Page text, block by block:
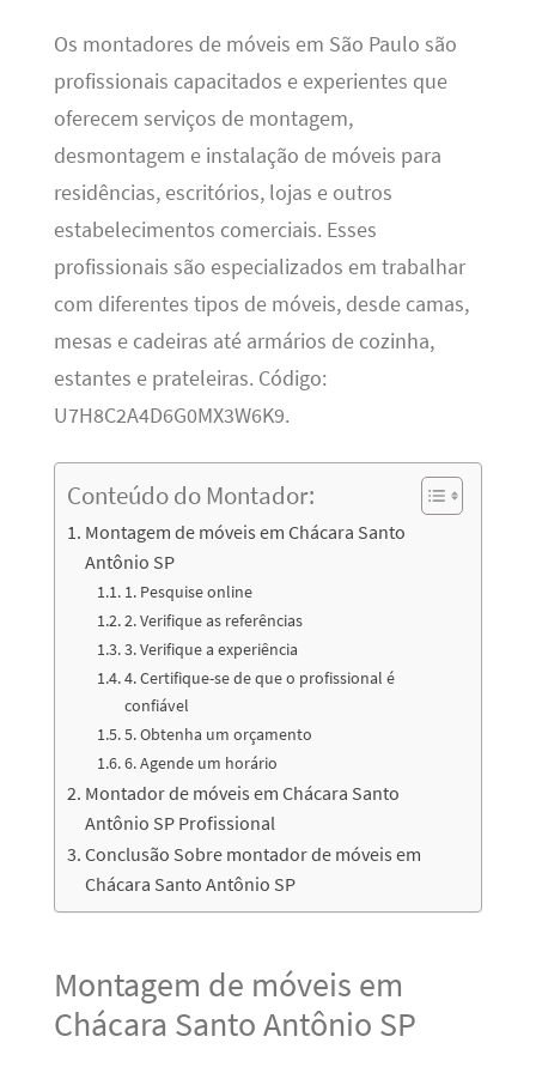
Os montadores de móveis em São Paulo são
profissionais capacitados e experientes que
oferecem serviços de montagem,
desmontagem e instalação de móveis para
residências, escritórios, lojas e outros
estabelecimentos comerciais. Esses
profissionais são especializados em trabalhar
com diferentes tipos de móveis, desde camas,
mesas e cadeiras até armários de cozinha,
estantes e prateleiras. Código:
U7H8C2A4D6G0MX3W6K9.
Conteúdo do Montador:
Montagem de móveis em Chácara Santo
Antônio SP
1. Pesquise online
2. Verifique as referências
3. Verifique a experiência
4. Certifique-se de que o profissional é
confiável
5. Obtenha um orçamento
6. Agende um horário
Montador de móveis em Chácara Santo
Antônio SP Profissional
Conclusão Sobre montador de móveis em
Chácara Santo Antônio SP
Montagem de móveis em
Chácara Santo Antônio SP